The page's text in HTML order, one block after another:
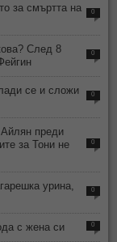
за смъртта на
0
След 8
0
се и сложи
0
преди
за Тони не
0
урина,
0
с жена си 0